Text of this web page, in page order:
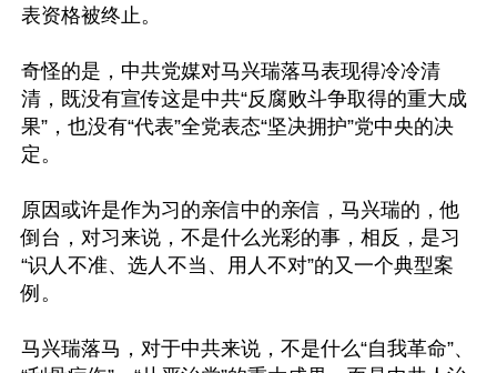
表资格被终止。
奇怪的是，中共党媒对马兴瑞落马表现得冷冷清
清，既没有宣传这是中共“反腐败斗争取得的重大成
果”，也没有“代表”全党表态“坚决拥护”党中央的决
定。
原因或许是作为习的亲信中的亲信，马兴瑞的，他
倒台，对习来说，不是什么光彩的事，相反，是习
“识人不准、选人不当、用人不对”的又一个典型案
例。
马兴瑞落马，对于中共来说，不是什么“自我革命”、